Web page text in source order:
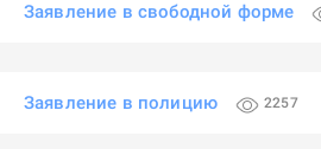
Заявление в свободной форме
Заявление в полицию 2257